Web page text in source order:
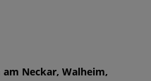
Neckar, Walheim,